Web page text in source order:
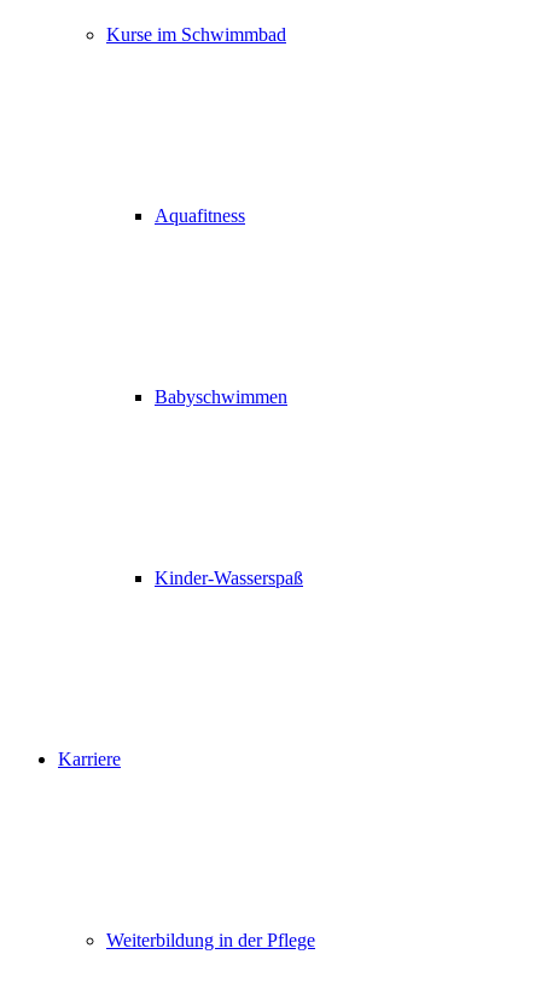
Kurse im Schwimmbad
Aquafitness
Babyschwimmen
Kinder-Wasserspaß
Karriere
Weiterbildung in der Pflege